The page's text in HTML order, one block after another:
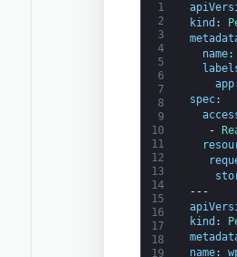
1
2
3
4
5
6
7
8
9
10
11
12
13
14
15
16
17
18
19
kind :
name:
app
spec:
-
---
kind :
name: